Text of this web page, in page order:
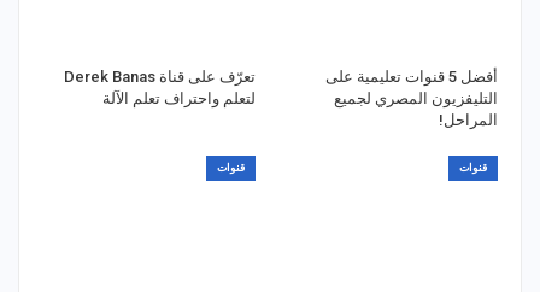
أفضل 5 قنوات تعليمية على
التليفزيون المصري لجميع
المراحل!
تعرّف على قناة Derek Banas
لتعلم واحتراف تعلم الآلة
قنوات قنوات